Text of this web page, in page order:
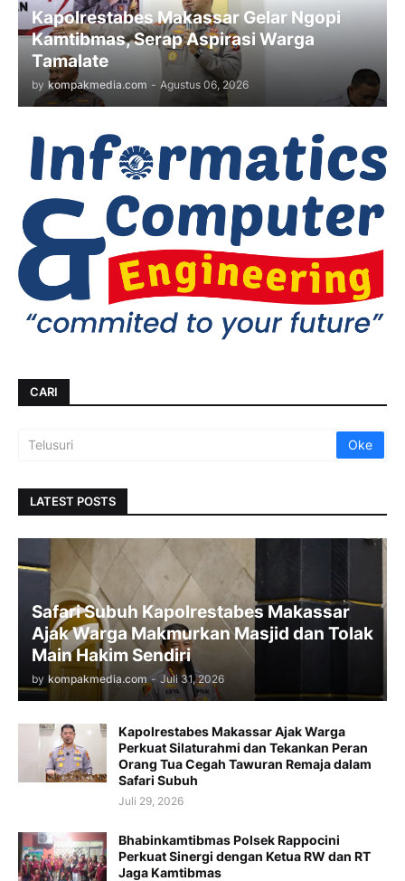
Kapolrestabes Makassar Gelar Ngopi
Kamtibmas, Serap Aspirasi Warga
Tamalate
by kompakmedia.com - Agustus 06, 2026
CARI
LATEST POSTS
Safari Subuh Kapolrestabes Makassar
Ajak Warga Makmurkan Masjid dan Tolak
Main Hakim Sendiri
by kompakmedia.com - Juli 31, 2026
Kapolrestabes Makassar Ajak Warga
Perkuat Silaturahmi dan Tekankan Peran
Orang Tua Cegah Tawuran Remaja dalam
Safari Subuh
Juli 29, 2026
Bhabinkamtibmas Polsek Rappocini
Perkuat Sinergi dengan Ketua RW dan RT
Jaga Kamtibmas